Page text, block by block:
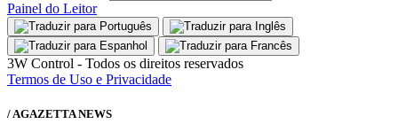
Painel do Leitor
3W Control - Todos os direitos reservados
Termos de Uso e Privacidade
/ AGAZETTA NEWS